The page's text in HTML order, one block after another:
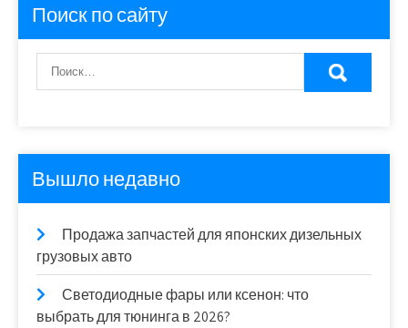
Поиск по сайту
Вышло недавно
Продажа запчастей для японских дизельных
грузовых авто
Светодиодные фары или ксенон: что
выбрать для тюнинга в 2026?